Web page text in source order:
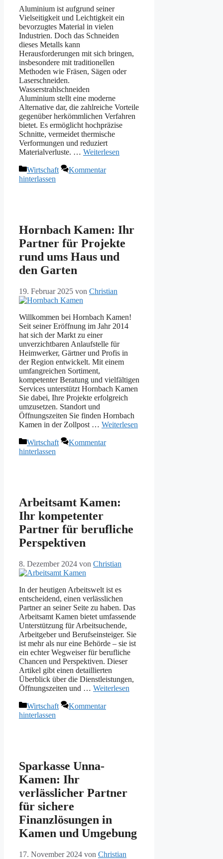
Aluminium ist aufgrund seiner
Vielseitigkeit und Leichtigkeit ein
bevorzugtes Material in vielen
Industrien. Doch das Schneiden
dieses Metalls kann
Herausforderungen mit sich bringen,
insbesondere mit traditionellen
Methoden wie Fräsen, Sägen oder
Laserschneiden.
Wasserstrahlschneiden
Aluminium stellt eine moderne
Alternative dar, die zahlreiche Vorteile
gegenüber herkömmlichen Verfahren
bietet. Es ermöglicht hochpräzise
Schnitte, vermeidet thermische
Verformungen und reduziert
Materialverluste. … Weiterlesen
Kategorien
Wirtschaft
Kommentar
hinterlassen
Hornbach Kamen: Ihr
Partner für Projekte
rund ums Haus und
den Garten
19. Februar 2025 von Christian
Willkommen bei Hornbach Kamen!
Seit seiner Eröffnung im Jahr 2014
hat sich der Markt zu einer
unverzichtbaren Anlaufstelle für
Heimwerker, Gärtner und Profis in
der Region entwickelt. Mit einem
umfangreichen Sortiment,
kompetenter Beratung und vielfältigen
Services unterstützt Hornbach Kamen
Sie dabei, Ihre Projekte erfolgreich
umzusetzen. Standort und
Öffnungszeiten Sie finden Hornbach
Kamen in der Zollpost … Weiterlesen
Kategorien
Wirtschaft
Kommentar
hinterlassen
Arbeitsamt Kamen:
Ihr kompetenter
Partner für berufliche
Perspektiven
8. Dezember 2024 von Christian
In der heutigen Arbeitswelt ist es
entscheidend, einen verlässlichen
Partner an seiner Seite zu haben. Das
Arbeitsamt Kamen bietet umfassende
Unterstützung für Arbeitsuchende,
Arbeitgeber und Berufseinsteiger. Sie
ist mehr als nur eine Behörde – sie ist
ein echter Wegweiser für berufliche
Chancen und Perspektiven. Dieser
Artikel gibt einen detaillierten
Überblick über die Dienstleistungen,
Öffnungszeiten und … Weiterlesen
Kategorien
Wirtschaft
Kommentar
hinterlassen
Sparkasse Unna-
Kamen: Ihr
verlässlicher Partner
für sichere
Finanzlösungen in
Kamen und Umgebung
17. November 2024 von Christian